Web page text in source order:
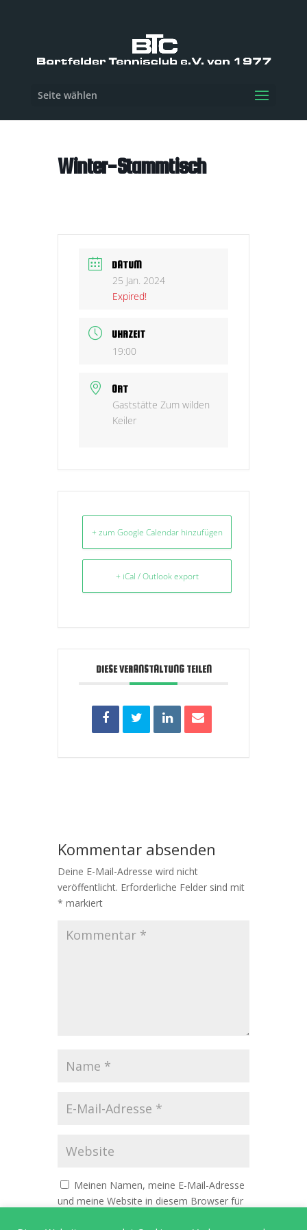
Seite wählen
Winter-Stammtisch
DATUM
25 Jan. 2024
Expired!
UHRZEIT
19:00
ORT
Gaststätte Zum wilden
Keiler
+ zum Google Calendar hinzufügen
+ iCal / Outlook export
DIESE VERANSTALTUNG TEILEN
Kommentar absenden
Deine E-Mail-Adresse wird nicht
veröffentlicht. Erforderliche Felder sind mit
* markiert
Meinen Namen, meine E-Mail-Adresse
und meine Website in diesem Browser für